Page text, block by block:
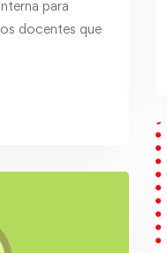
para
docentes que